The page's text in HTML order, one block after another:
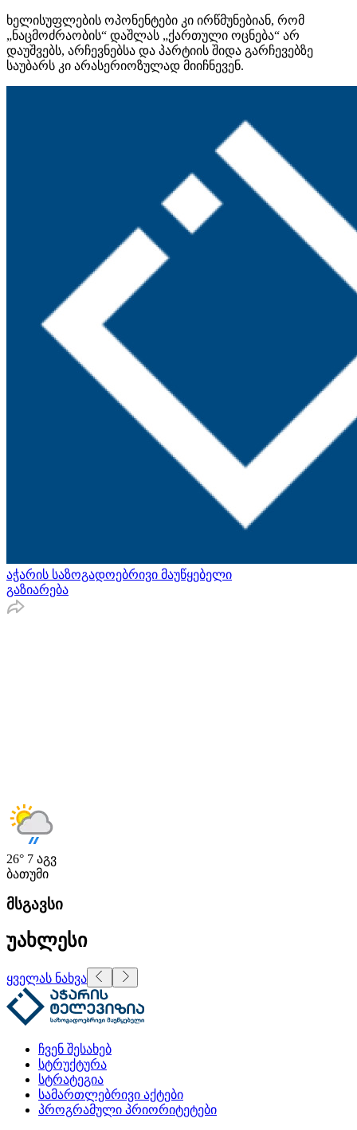
ხელისუფლების ოპონენტები კი ირწმუნებიან, რომ
„ნაცმოძრაობის“ დაშლას „ქართული ოცნება“ არ
დაუშვებს, არჩევნებსა და პარტიის შიდა გარჩევებზე
საუბარს კი არასერიოზულად მიიჩნევენ.
აჭარის საზოგადოებრივი მაუწყებელი
გაზიარება
26° 7 აგვ
ბათუმი
მსგავსი
უახლესი
ყველას ნახვა
ჩვენ შესახებ
სტრუქტურა
სტრატეგია
სამართლებრივი აქტები
პროგრამული პრიორიტეტები